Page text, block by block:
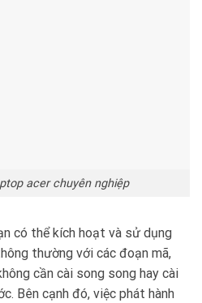
acer chuyên nghiệp
có thể kích hoạt và sử dụng
thường với các đoạn mã,
cần cài song song hay cài
Bên cạnh đó, việc phát hành